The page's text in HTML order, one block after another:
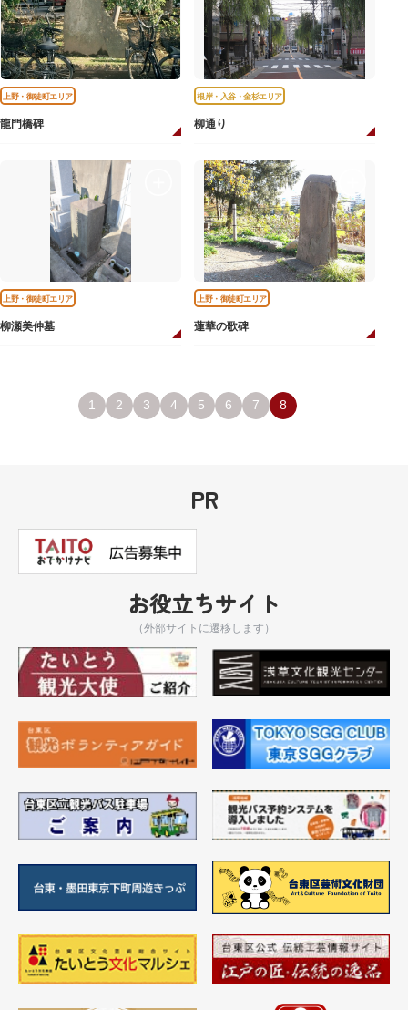
上野・御徒町エリア
龍門橋碑
根岸・入谷・金杉エリア
柳通り
上野・御徒町エリア
柳瀬美仲墓
上野・御徒町エリア
蓮華の歌碑
1 2 3 4 5 6 7 8
PR
お役立ちサイト
（外部サイトに遷移します）